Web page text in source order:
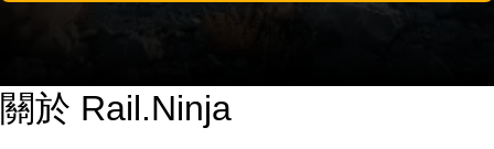
關於 Rail.Ninja